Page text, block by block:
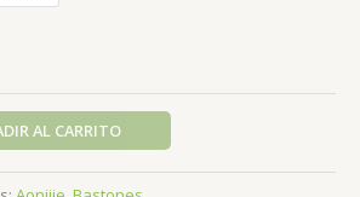
AL CARRITO